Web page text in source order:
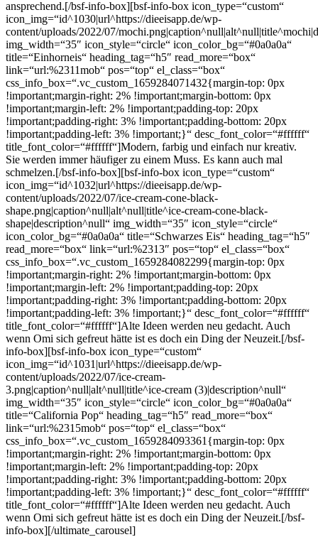
ansprechend.[/bsf-info-box][bsf-info-box icon_type=“custom“
icon_img=“id^1030|url^https://dieeisapp.de/wp-
content/uploads/2022/07/
img_width=“35″ icon_style=“circle“ icon_color_bg=“#0a0a0a“
title=“Einhorneis“ heading_tag=“h5″ read_more=“box“
link=“url:%2311mob“ pos=“top“ el_class=“box“
css_info_box=“.vc_custom_1659284071432{margin-top: 0px
!important;margin-right: 2% !important;margin-bottom: 0px
!important;margin-left: 2% !important;padding-top: 20px
!important;padding-right: 3% !important;padding-bottom: 20px
!important;padding-left: 3% !important;}“ desc_font_color=“#ffffff“
title_font_color=“#ffffff“]Modern, farbig und einfach nur kreativ.
Sie werden immer häufiger zu einem Muss. Es kann auch mal
schmelzen.[/bsf-info-box][bsf-info-box icon_type=“custom“
icon_img=“id^1032|url^https://dieeisapp.de/wp-
content/uploads/2022/07/ice-cream-cone-black-
shape.png|caption^null|alt^null|title^ice-cream-cone-black-
shape|description^null“ img_width=“35″ icon_style=“circle“
icon_color_bg=“#0a0a0a“ title=“Schwarzes Eis“ heading_tag=“h5″
read_more=“box“ link=“url:%2313″ pos=“top“ el_class=“box“
css_info_box=“.vc_custom_1659284082299{margin-top: 0px
!important;margin-right: 2% !important;margin-bottom: 0px
!important;margin-left: 2% !important;padding-top: 20px
!important;padding-right: 3% !important;padding-bottom: 20px
!important;padding-left: 3% !important;}“ desc_font_color=“#ffffff“
title_font_color=“#ffffff“]Alte Ideen werden neu gedacht. Auch
wenn Omi sich gefreut hätte ist es doch ein Ding der Neuzeit.[/bsf-
info-box][bsf-info-box icon_type=“custom“
icon_img=“id^1031|url^https://dieeisapp.de/wp-
content/uploads/2022/07/ice-cream-
3.png|caption^null|alt^null|title^ice-cream (3)|description^null“
img_width=“35″ icon_style=“circle“ icon_color_bg=“#0a0a0a“
title=“California Pop“ heading_tag=“h5″ read_more=“box“
link=“url:%2315mob“ pos=“top“ el_class=“box“
css_info_box=“.vc_custom_1659284093361{margin-top: 0px
!important;margin-right: 2% !important;margin-bottom: 0px
!important;margin-left: 2% !important;padding-top: 20px
!important;padding-right: 3% !important;padding-bottom: 20px
!important;padding-left: 3% !important;}“ desc_font_color=“#ffffff“
title_font_color=“#ffffff“]Alte Ideen werden neu gedacht. Auch
wenn Omi sich gefreut hätte ist es doch ein Ding der Neuzeit.[/bsf-
info-box][/ultimate_carousel]